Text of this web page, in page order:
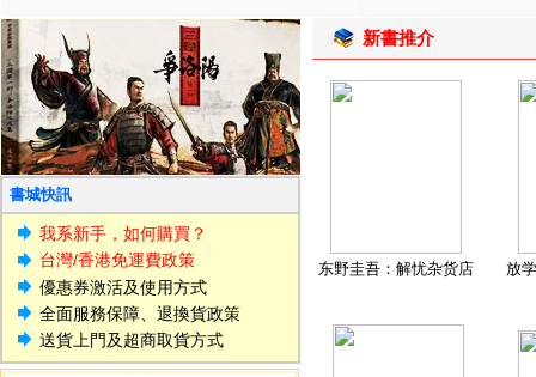
書城快訊
我系新手，如何購買？
台灣/香港免運費政策
優惠券激活及使用方式
全面服務保障、退換貨政策
送貨上門及超商取貨方式
新書推介
东野圭吾：解忧杂货店 放